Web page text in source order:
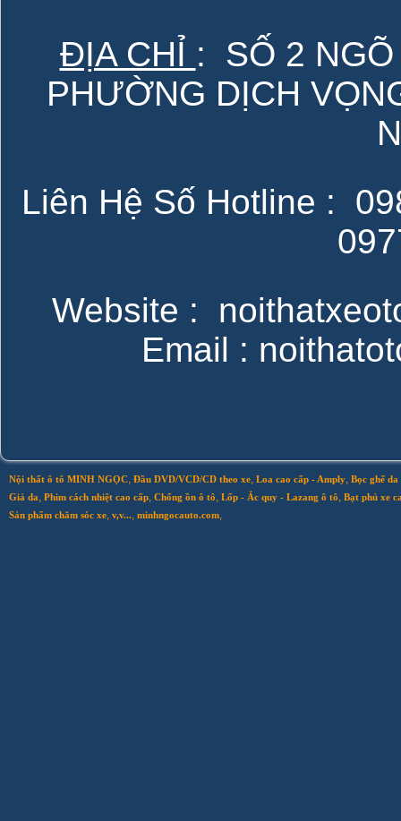
ĐỊA CHỈ : SỐ 2 NGÕ
PHƯỜNG DỊCH
Liên Hệ Số Hotline :
Website :
Email :
Nội thất ô tô MINH NGỌC, Đầu DVD/VCD/CD theo xe, Loa cao cấp - Amply, Bọc ghế
Giả da, Phim cách nhiệt cao cấp, Chống ồn ô tô, Lốp - Ắc quy - Lazang ô tô, Bạt phủ xe
Sản phẩm chăm sóc xe, v,v..., minhngocauto.com,